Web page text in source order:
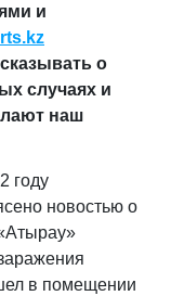
и
о
случаях и
наш
году
новостью о
в помещении